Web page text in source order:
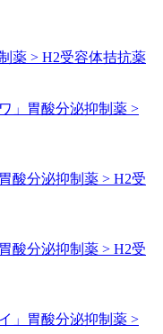
薬 > H2受容体拮抗薬
」
胃酸分泌抑制薬 >
胃酸分泌抑制薬 > H2受
胃酸分泌抑制薬 > H2受
」
胃酸分泌抑制薬 >